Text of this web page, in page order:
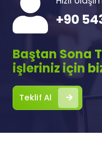
+90
Baştan Sona
işleriniz için
Teklif Al